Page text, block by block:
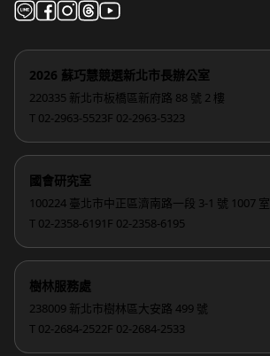
2026 蘇巧慧競選新北市長辦公室
220335 新北市板橋區新府路 88 號 2 樓
T 02-2963-5523F 02-2963-5323
國會研究室
100224 臺北市中正區濟南路一段 3-1 號 1007 室
T 02-2358-6191 F 02-2358-6195
樹林服務處
238009 新北市樹林區大安路 499 號
T 02-2684-2522F 02-2684-2533